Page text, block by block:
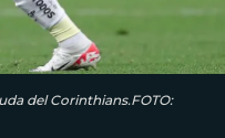
del Corinthians.FOTO: